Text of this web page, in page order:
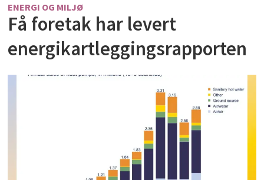
ENERGI OG MILJØ
Få foretak har levert
energikartleggingsrapporten